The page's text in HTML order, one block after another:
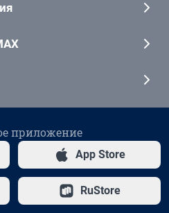
приложение
App Store
RuStore